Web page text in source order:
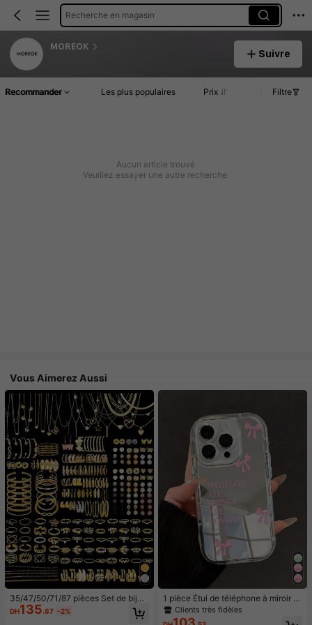
Recherche en magasin
MOREOK
Suivre
Recommander Les plus populaires Prix Filtre
Aucun article trouvé
Veuillez essayer une autre recherche.
Vous Aimerez Aussi
35/47/50/71/87 pièces Set de bijou
x style bohème, comprenant des bo
ucles d'oreilles, colliers, bagues, br
DH135.67 -2%
1 pièce Étui de téléphone à miroir ro
se minimaliste, style fille avec motif
nœud papillon, slogan religieux. Étu
Clients très fidèles